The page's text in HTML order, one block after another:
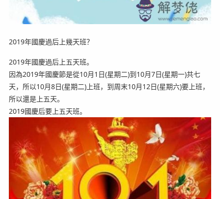
2019年國慶過后上幾天班？
2019年國慶過后上五天班。
因為2019年國慶節是從10月1日(星期二)到10月7日(星期一)共七
天，所以10月8日(星期二)上班，到周末10月12日(星期六)要上班，
所以還是上五天。
2019國慶后要上五天班。